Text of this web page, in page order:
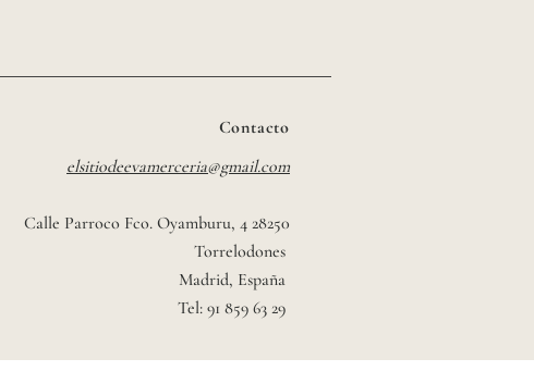
Contacto
elsitiodeevamerceria@gmail.com
Calle Parroco Fco. Oyamburu, 4 28250
Torrelodones
Madrid, España
Tel: 91 859 63 29